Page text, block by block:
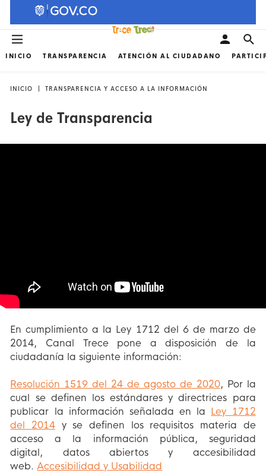
INICIO TRANSPARENCIA ATENCIÓN AL CIUDADANO
INICIO TRANSPARENCIA Y ACCESO A LA INFORMACIÓN
Ley de Transparencia
En cumplimiento a la Ley 1712 del 6 de marzo de
2014, Canal Trece pone a disposición de la
ciudadanía la siguiente información:
Resolución 1519 del 24 de agosto de 2020, Por la
cual se definen los estándares y directrices para
publicar la información señalada en la Ley 1712
del 2014 y se definen los requisitos materia de
acceso a la información pública, seguridad
digital, datos abiertos y accesibilidad
web.Accesibilidad y Usabilidad